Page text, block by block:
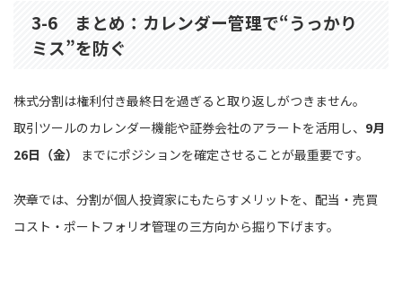
3-6 まとめ：カレンダー管理で“うっかり
ミス”を防ぐ
株式分割は権利付き最終日を過ぎると取り返しがつきません。
取引ツールのカレンダー機能や証券会社のアラートを活用し、 9月
26日（金）
までにポジションを確定させることが最重要です。
――次章では、分割が個人投資家にもたらすメリットを、配当・売買
コスト・ポートフォリオ管理の三方向から掘り下げます。